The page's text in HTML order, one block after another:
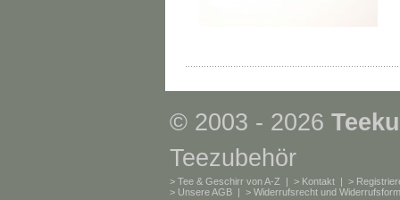
© 2003 - 2026
Teezubehör
> Tee & Geschirr von A-Z | > Kontakt | >
> Unsere AGB | > Widerrufsrecht und